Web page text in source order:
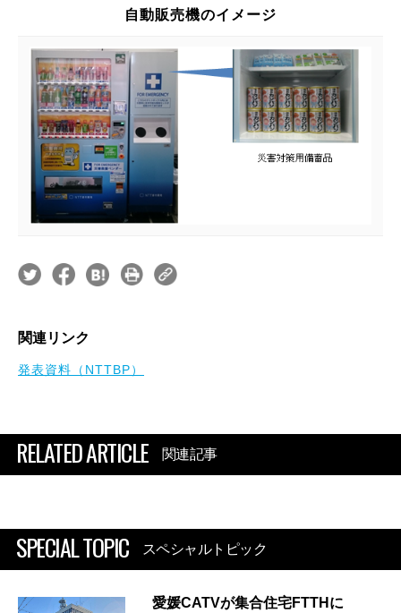
自動販売機のイメージ
関連リンク
発表資料（NTTBP）
RELATED ARTICLE 関連記事
SPECIAL TOPIC スペシャルトピック
愛媛CATVが集合住宅FTTHに